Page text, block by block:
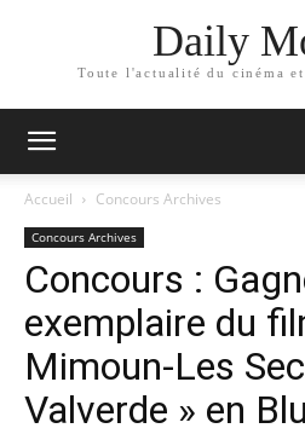
Daily
Toute l'actualité du cinéma et
Accueil Concours Archives
Concours Archives
Concours :
exemplaire du
Mimoun-Les
Valverde » en